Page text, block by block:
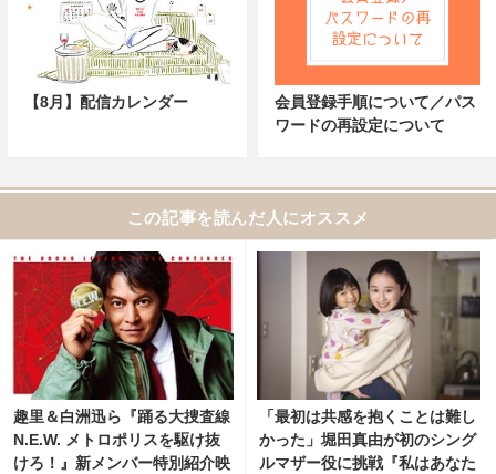
【8月】配信カレンダー
会員登録手順について／パス
ワードの再設定について
この記事を読んだ人にオススメ
趣里＆白洲迅ら『踊る大捜査線
N.E.W. メトロポリスを駆け抜
けろ！』新メンバー特別紹介映
「最初は共感を抱くことは難し
かった」堀田真由が初のシング
ルマザー役に挑戦『私はあなた